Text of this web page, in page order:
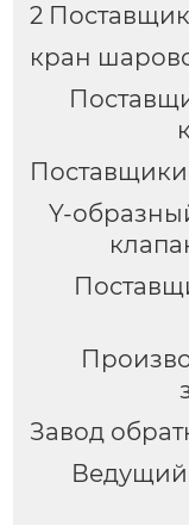
2
кран
Поставщики
Y-
Завод
Ведущий